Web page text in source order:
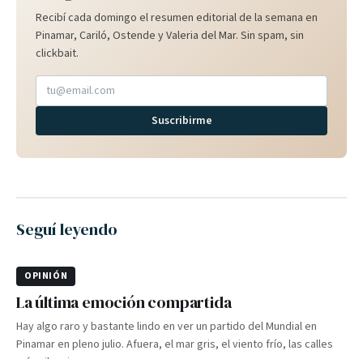
Recibí cada domingo el resumen editorial de la semana en
Pinamar, Cariló, Ostende y Valeria del Mar. Sin spam, sin
clickbait.
Suscribirme
Seguí leyendo
OPINIÓN
La última emoción compartida
Hay algo raro y bastante lindo en ver un partido del Mundial en
Pinamar en pleno julio. Afuera, el mar gris, el viento frío, las calles